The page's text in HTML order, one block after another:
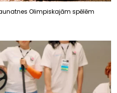
Olimpiskajām spēlēm